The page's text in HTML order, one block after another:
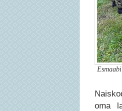
Esmaabi
oma